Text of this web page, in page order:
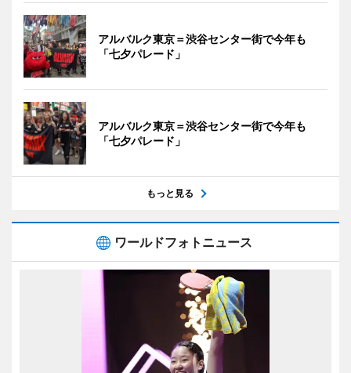
アルバルク東京＝渋谷センター街で今年も
「七夕パレード」
アルバルク東京＝渋谷センター街で今年も
「七夕パレード」
もっと見る
ワールドフォトニュース